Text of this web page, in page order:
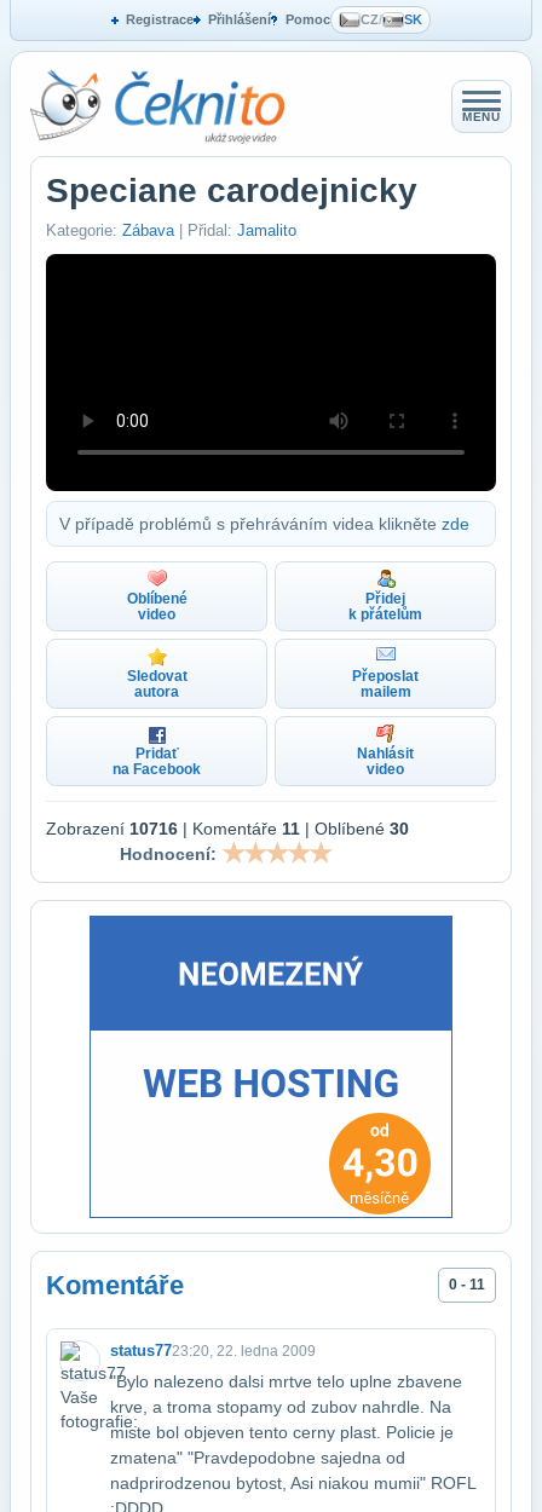
Registrace Přihlášení Pomoc CZ/ SK
MENU
Speciane carodejnicky
Kategorie: Zábava | Přidal: Jamalito
V případě problémů s přehráváním videa klikněte zde
Oblíbené
video
Přidej
k přátelům
Sledovat
autora
Přeposlat
mailem
Pridať
na Facebook
Nahlásit
video
Zobrazení 10716 | Komentáře 11 | Oblíbené 30
Hodnocení:
Komentáře 0 - 11
status7723:20, 22. ledna 2009
"Bylo nalezeno dalsi mrtve telo uplne zbavene
krve, a troma stopamy od zubov na​hrdle. Na
miste bol objeven tento cerny plast. Policie je
zmatena" "Pravdepodobne sa​jedna od
nadprirodzenou bytost, Asi niakou mumii" ROFL
:DDDD